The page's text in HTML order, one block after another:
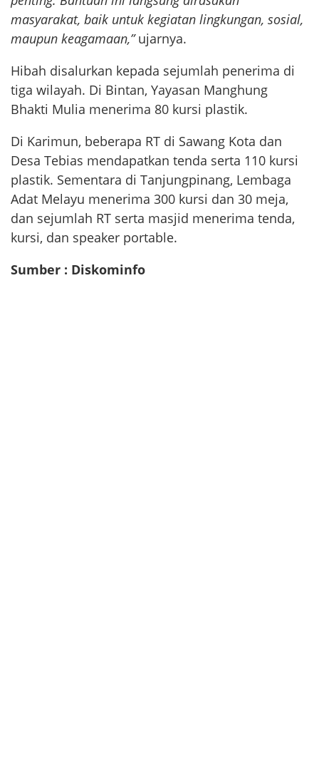
masyarakat, baik untuk kegiatan lingkungan, sosial,
maupun keagamaan,”ujarnya.
Hibah disalurkan kepada sejumlah penerima di
tiga wilayah. Di Bintan, Yayasan Manghung
Bhakti Mulia menerima 80 kursi plastik.
Di Karimun, beberapa RT di Sawang Kota dan
Desa Tebias mendapatkan tenda serta 110 kursi
plastik. Sementara di Tanjungpinang, Lembaga
Adat Melayu menerima 300 kursi dan 30 meja,
dan sejumlah RT serta masjid menerima tenda,
kursi, dan speaker portable.
Sumber : Diskominfo